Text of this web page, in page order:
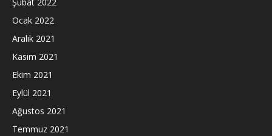
Ocak 2022
Aralık 2021
Kasım 2021
Ekim 2021
Eylül 2021
Ağustos 2021
Temmuz 2021